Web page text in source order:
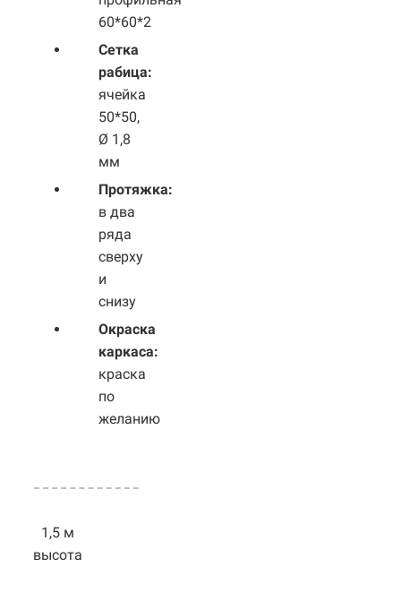
60*60*2
Сетка
рабица:
ячейка
50*50,
Ø 1,8
мм
Протяжка:
в два
ряда
сверху
и
снизу
Окраска
каркаса:
краска
по
желанию
1,5 м
высота